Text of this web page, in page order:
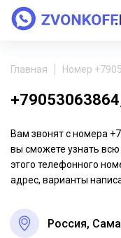
Главная Номер
Вам звонят с номера
вы сможете узнать
этого телефонного
адрес, варианты
Россия,